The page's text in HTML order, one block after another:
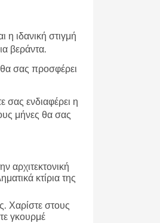
η ιδανική στιγμή
βεράντα.
θα σας προσφέρει
σας ενδιαφέρει η
μήνες θα σας
αρχιτεκτονική
κτίρια της
Χαρίστε στους
γκουρμέ